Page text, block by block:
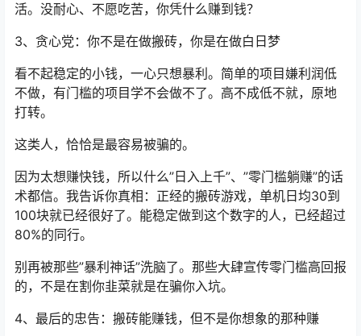
活。没耐心、不愿吃苦，你凭什么赚到钱？
3、贪心党：你不是在做搬砖，你是在做白日梦
看不起稳定的小钱，一心只想暴利。简单的项目嫌利润低
不做，有门槛的项目学不会做不了。高不成低不就，原地
打转。
这类人，恰恰是最容易被骗的。
因为太想赚快钱，所以什么”日入上千”、”零门槛躺赚”的话
术都信。我告诉你真相：正经的搬砖游戏，单机日均30到
100块就已经很好了。能稳定做到这个数字的人，已经超过
80%的同行。
别再被那些”暴利神话”洗脑了。那些大肆宣传零门槛高回报
的，不是在割你韭菜就是在骗你入坑。
4、最后的忠告：搬砖能赚钱，但不是你想象的那种赚